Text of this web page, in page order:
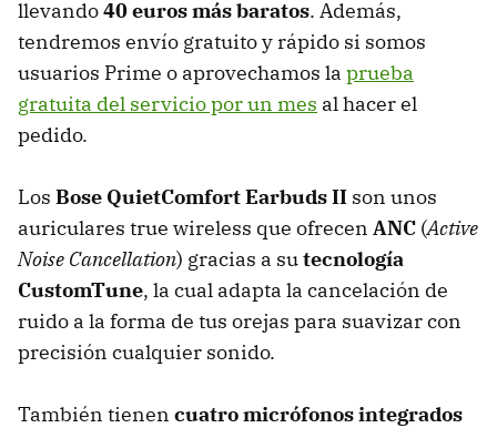
llevando40 euros más baratos. Además,
tendremos envío gratuito y rápido si somos
usuarios Prime o aprovechamos la prueba
gratuita del servicio por un mes al hacer el
pedido.
Los Bose QuietComfort Earbuds II son unos
auriculares true wireless que ofrecen ANC (Active
Noise Cancellation) gracias a sutecnología
CustomTune, la cual adapta la cancelación de
ruido a la forma de tus orejas para suavizar con
precisión cualquier sonido.
También tienen cuatro micrófonos integrados